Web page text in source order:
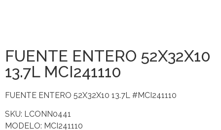
FUENTE ENTERO 52X32X10
13.7L MCI241110
FUENTE ENTERO 52X32X10 13.7L #MCI241110
SKU: LCONN0441
MODELO: MCI241110